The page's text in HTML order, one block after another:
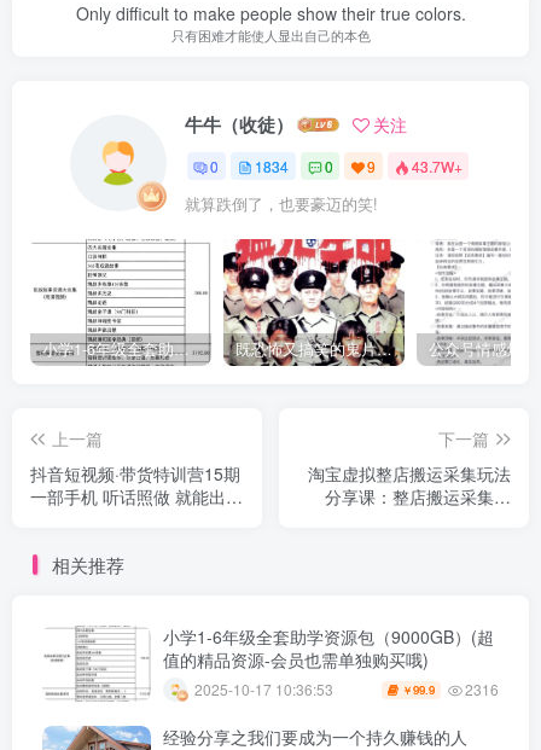
Only difficult to make people show their true colors.
只有困难才能使人显出自己的本色
牛牛（收徒） 关注
0 1834 0 9 43.7W+
就算跌倒了，也要豪迈的笑!
小学1-6年级全套助学资源包（9000GB）(超值的精品资源-会员也需单独购买哦) 既恐怖又搞笑的鬼片（10部猛鬼恐怖片都是喜剧片）
上一篇
抖音短视频·带货特训营15期
一部手机 听话照做 就能出单
下一篇
淘宝虚拟整店搬运采集玩法
分享课：整店搬运采集玩
相关推荐
小学1-6年级全套助学资源包（9000GB）(超
值的精品资源-会员也需单独购买哦)
2025-10-17 10:36:53 ￥99.9 2316
经验分享之我们要成为一个持久赚钱的人